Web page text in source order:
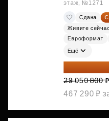
этаж, №1271
Сдана
Живите
Евроформат
Ещё
24 112 164
29 050 800 ₽
467 290 ₽